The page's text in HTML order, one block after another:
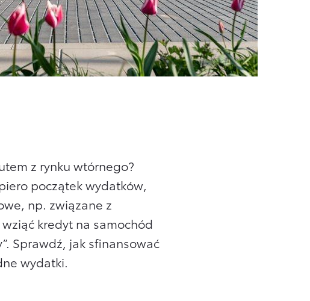
Formularz kontaktowy
z rynku wtórnego?
początek wydatków,
np. związane z
kredyt na samochód
Sprawdź, jak sfinansować
wydatki.